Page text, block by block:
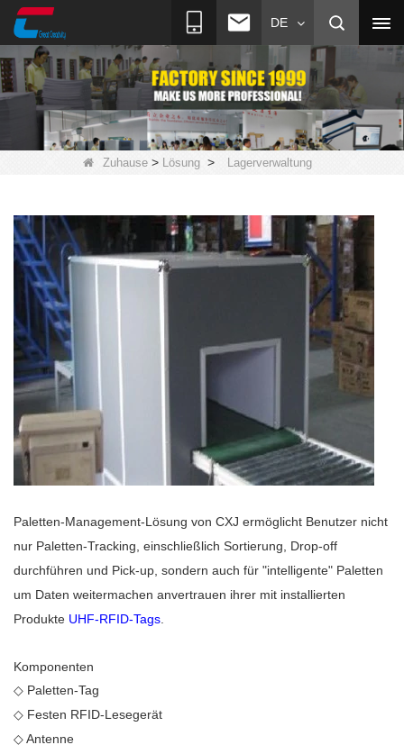
DE
Zuhause > Lösung > Lagerverwaltung
Paletten-Management-Lösung von CXJ ermöglicht Benutzer nicht
nur Paletten-Tracking, einschließlich Sortierung, Drop-off
durchführen und Pick-up, sondern auch für "intelligente" Paletten
um Daten weitermachen anvertrauen ihrer mit installierten
Produkte UHF-RFID-Tags
Komponenten
◇ Paletten-Tag
◇ Festen RFID-Lesegerät
◇Antenne